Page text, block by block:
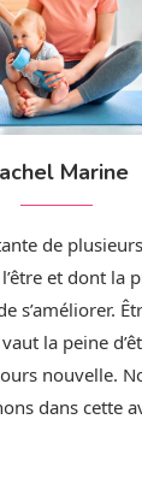
Marine
de
et dont la
s’améliorer.
la peine
nouvelle.
dans cette